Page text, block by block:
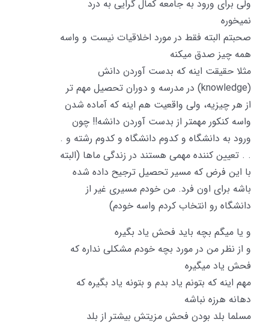
ولی برای ورود به جامعه کمال گرایی به درد
نمیخوره
صحبتم البته فقط در مورد اخلاقیات نیست و واسه
همه چیز صدق میکنه
مثلا حقیقت اینه که بدست آوردن دانش
(knowledge) در مدرسه و دوران تحصیل مهم تر
از هر چیزیه، ولی واقعیت هم اینه که آماده شدن
واسه کنکور مهمتر از بدست آوردن دانشه!! چون
ورود به دانشگاه و کدوم دانشگاه و کدوم رشته و .
. . تعیین کننده مهمی هستند در زندگی ماها (البته
با این فرض که مسیر تحصیل ترجیح داده شده
باشه برای اون فرد. من خودم مسیری غیر از
دانشگاه رو انتخاب کردم واسه خودم)
و یا میگم بچه باید فحش یاد بگیره
و از نظر من در مورد بچه خودم مشکلی نداره که
فحش یاد میگیره
مهم اینه که بتونم یاد بدم و بتونه یاد بگیره که
دهانه هرزه نباشه
مسلما بلد بودن فحش مزیتش بیشتر از بلد